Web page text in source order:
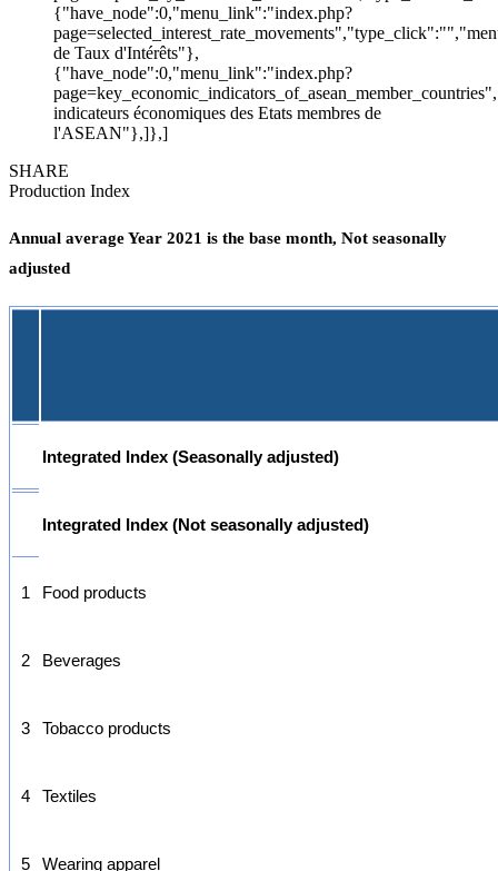
{"have_node":0,"menu_link":"index.php?
de Taux d'Intérêts"},
{"have_node":0,"menu_link":"index.php?
indicateurs économiques des Etats membres de
l'ASEAN"},]},]
SHARE
Production Index
Annual average Year 2021 is the base month, Not seasonally
adjusted
Integrated Index (Seasonally adjusted)
Integrated Index (Not seasonally adjusted)
1 Food products
2 Beverages
3 Tobacco products
4 Textiles
5 Wearing apparel